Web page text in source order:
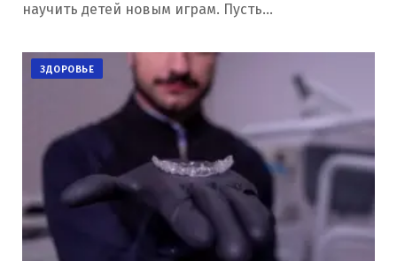
научить детей новым играм. Пусть…
ЗДОРОВЬЕ